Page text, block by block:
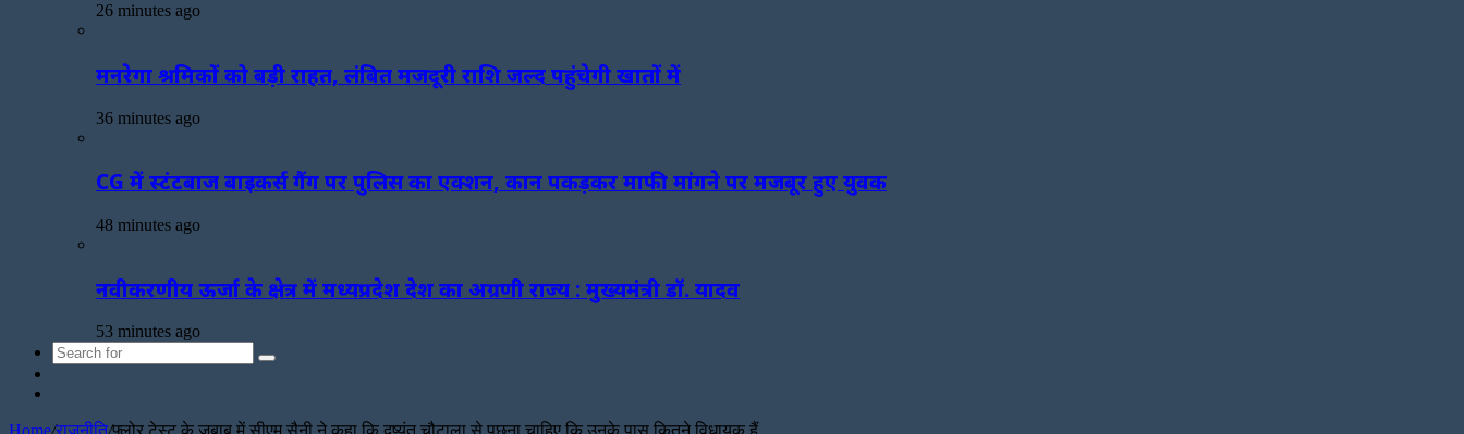
26 minutes ago
मनरेगा श्रमिकों को बड़ी राहत, लंबित मजदूरी राशि जल्द पहुंचेगी खातों में
36 minutes ago
CG में स्टंटबाज बाइकर्स गैंग पर पुलिस का एक्शन, कान पकड़कर माफी मांगने पर मजबूर हुए युवक
48 minutes ago
नवीकरणीय ऊर्जा के क्षेत्र में मध्यप्रदेश देश का अग्रणी राज्य : मुख्यमंत्री डॉ. यादव
53 minutes ago
Search